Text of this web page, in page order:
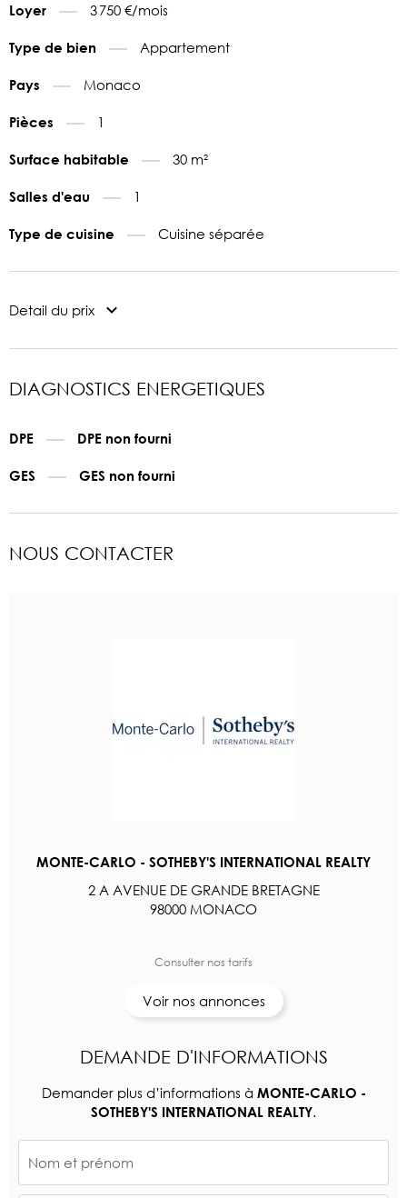
Loyer 3 750 €/mois
Type de bien Appartement
Pays Monaco
Pièces 1
Surface habitable 30 m²
Salles d'eau 1
Type de cuisine Cuisine séparée
Detail du prix
DIAGNOSTICS ENERGETIQUES
DPE DPE non fourni
GES GES non fourni
NOUS CONTACTER
MONTE-CARLO - SOTHEBY'S INTERNATIONAL REALTY
2 A AVENUE DE GRANDE BRETAGNE
98000 MONACO
Consulter nos tarifs
Voir nos annonces
DEMANDE D'INFORMATIONS
Demander plus d’informations à MONTE-CARLO -
SOTHEBY'S INTERNATIONAL REALTY.
Nom et prénom